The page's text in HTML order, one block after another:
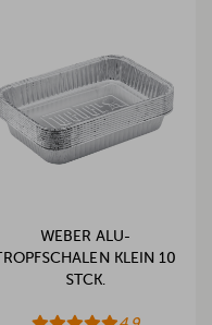
WEBER ALU-
TROPFSCHALEN KLEIN 10
STCK.